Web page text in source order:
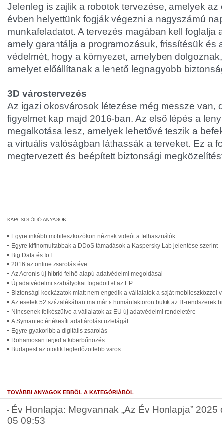
Jelenleg is zajlik a robotok tervezése, amelyek
évben helyettünk fogják végezni a nagyszámú
munkafeladatot. A tervezés magában kell foglalja
amely garantálja a programozásuk, frissítésük és
védelmét, hogy a környezet, amelyben
amelyet előállítanak a lehető legnagyobb
3D várostervezés
Az igazi okosvárosok létezése még messze van,
figyelmet kap majd 2016-ban. Az első lépés a
megalkotása lesz, amelyek lehetővé teszik a
a virtuális valóságban láthassák a terveket. Ez a
megtervezett és beépített biztonsági
Egyre inkább mobileszközökön néznek videót a felhasználók
Egyre kifinomultabbak a DDoS támadások a Kaspersky Lab jelentése szerint
Big Data és IoT
2016 az online zsarolás éve
Az Acronis új hibrid felhő alapú adatvédelmi megoldásai
Új adatvédelmi szabályokat fogadott el az EP
Biztonsági kockázatok miatt nem engedik a vállalatok a saját mobileszközzel
Az esetek 52 százalékában ma már a humánfaktoron bukik az IT-rendszerek
Nincsenek felkészülve a vállalatok az EU új adatvédelmi rendeletére
A Symantec értékesíti adattárolási üzletágát
Egyre gyakoribb a digitális zsarolás
Rohamosan terjed a kiberbűnözés
Budapest az ötödik legfertőzöttebb város
TOVÁBBI ANYAGOK EBBŐL A KATEGÓRIÁBÓL
Év Honlapja: Megvannak „Az Év Honlapja”
05 09:53